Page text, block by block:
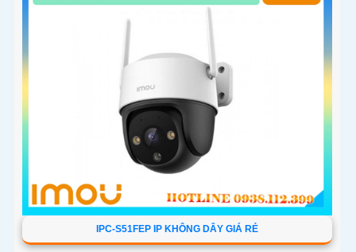
IPC-S51FEP IP KHÔNG DÂY GIÁ RẺ